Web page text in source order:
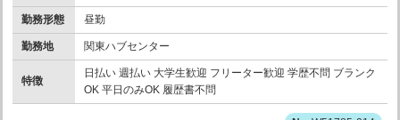
勤務形態 昼勤
勤務地 関東ハブセンター
特徴
日払い 週払い 大学生歓迎 フリーター歓迎 学歴不問 ブランク
OK 平日のみOK 履歴書不問